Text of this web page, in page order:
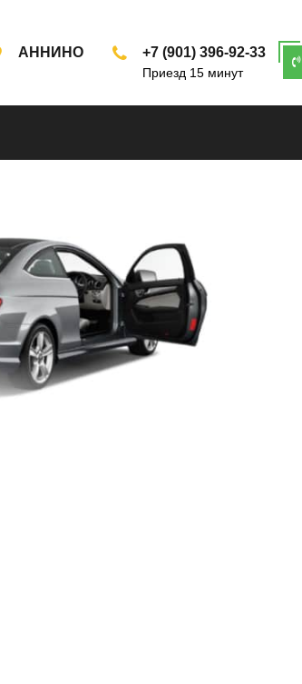
АННИНО +7 (901) 396-92-33
Приезд 15 минут